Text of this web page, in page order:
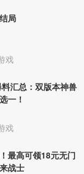
局
戏
料汇总：双版本神兽
一！
戏
最高可领18元无门
战士